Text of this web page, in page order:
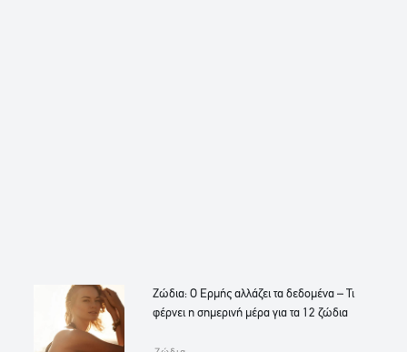
Ζώδια: Ο Ερμής αλλάζει τα δεδομένα – Τι
φέρνει η σημερινή μέρα για τα 12 ζώδια